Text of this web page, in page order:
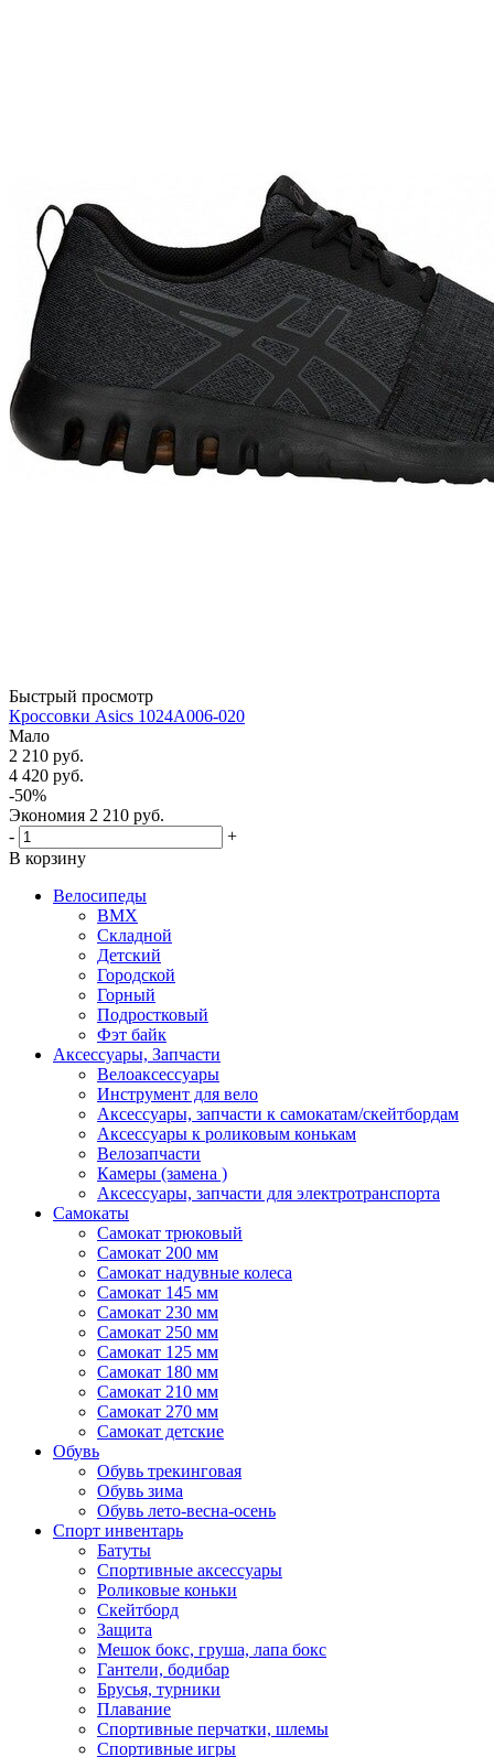
Быстрый просмотр
Кроссовки Asics 1024А006-020
Мало
2 210 руб.
4 420 руб.
-50%
Экономия 2 210 руб.
-
+
В корзину
Велосипеды
BMX
Складной
Детский
Городской
Горный
Подростковый
Фэт байк
Аксессуары, Запчасти
Велоаксессуары
Инструмент для вело
Аксессуары, запчасти к самокатам/скейтбордам
Аксессуары к роликовым конькам
Велозапчасти
Камеры (замена )
Аксессуары, запчасти для электротранспорта
Самокаты
Самокат трюковый
Самокат 200 мм
Самокат надувные колеса
Самокат 145 мм
Самокат 230 мм
Самокат 250 мм
Самокат 125 мм
Самокат 180 мм
Самокат 210 мм
Самокат 270 мм
Самокат детские
Обувь
Обувь трекинговая
Обувь зима
Обувь лето-весна-осень
Спорт инвентарь
Батуты
Спортивные аксессуары
Роликовые коньки
Скейтборд
Защита
Мешок бокс, груша, лапа бокс
Гантели, бодибар
Брусья, турники
Плавание
Спортивные перчатки, шлемы
Спортивные игры